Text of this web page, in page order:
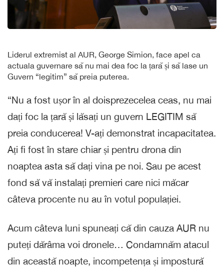
Liderul extremist al AUR, George Simion, face apel ca
actuala guvernare să nu mai dea foc la țară și să lase un
Guvern “legitim” să preia puterea.
“Nu a fost ușor în al doisprezecelea ceas, nu mai
dați foc la țară și lăsați un guvern LEGITIM să
preia conducerea! V-ați demonstrat incapacitatea.
Ați fi fost în stare chiar și pentru drona din
noaptea asta să dați vina pe noi. Sau pe acest
fond să vă instalați premieri care nici măcar
câteva procente nu au în votul populației.
Acum câteva luni spuneați că din cauza AUR nu
puteți dărâma voi dronele… Condamnăm atacul
din această noapte, incompetența și impostură